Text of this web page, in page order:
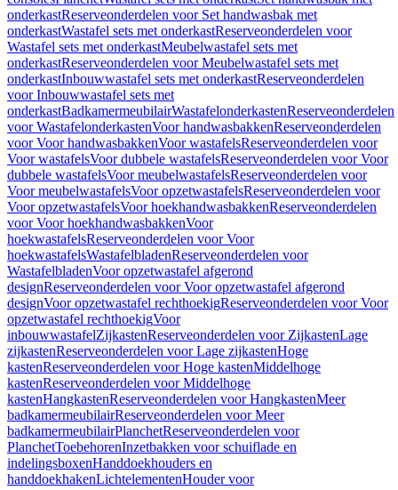
onderkastReserveonderdelen voor Set handwasbak met
onderkastWastafel sets met onderkastReserveonderdelen voor
Wastafel sets met onderkastMeubelwastafel sets met
onderkastReserveonderdelen voor Meubelwastafel sets met
onderkastInbouwwastafel sets met onderkastReserveonderdelen
voor Inbouwwastafel sets met
onderkastBadkamermeubilairWastafelonderkastenReserveonderdelen
voor WastafelonderkastenVoor handwasbakkenReserveonderdelen
voor Voor handwasbakkenVoor wastafelsReserveonderdelen voor
Voor wastafelsVoor dubbele wastafelsReserveonderdelen voor Voor
dubbele wastafelsVoor meubelwastafelsReserveonderdelen voor
Voor meubelwastafelsVoor opzetwastafelsReserveonderdelen voor
Voor opzetwastafelsVoor hoekhandwasbakkenReserveonderdelen
voor Voor hoekhandwasbakkenVoor
hoekwastafelsReserveonderdelen voor Voor
hoekwastafelsWastafelbladenReserveonderdelen voor
WastafelbladenVoor opzetwastafel afgerond
designReserveonderdelen voor Voor opzetwastafel afgerond
designVoor opzetwastafel rechthoekigReserveonderdelen voor Voor
opzetwastafel rechthoekigVoor
inbouwwastafelZijkastenReserveonderdelen voor ZijkastenLage
zijkastenReserveonderdelen voor Lage zijkastenHoge
kastenReserveonderdelen voor Hoge kastenMiddelhoge
kastenReserveonderdelen voor Middelhoge
kastenHangkastenReserveonderdelen voor HangkastenMeer
badkamermeubilairReserveonderdelen voor Meer
badkamermeubilairPlanchetReserveonderdelen voor
PlanchetToebehorenInzetbakken voor schuiflade en
indelingsboxenHanddoekhouders en
handdoekhakenLichtelementenHouder voor